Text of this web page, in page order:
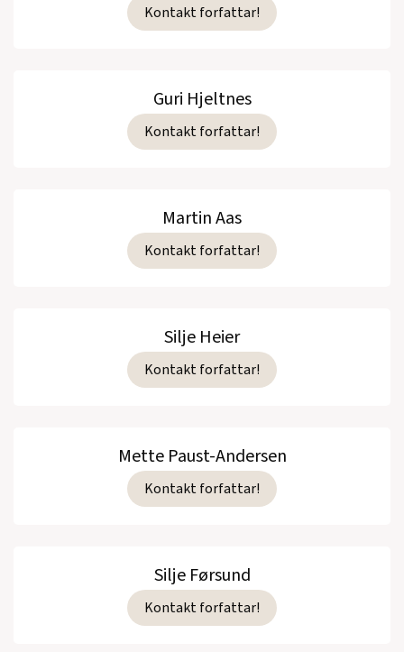
Kontakt forfattar!
Guri Hjeltnes
Kontakt forfattar!
Martin Aas
Kontakt forfattar!
Silje Heier
Kontakt forfattar!
Mette Paust-Andersen
Kontakt forfattar!
Silje Førsund
Kontakt forfattar!